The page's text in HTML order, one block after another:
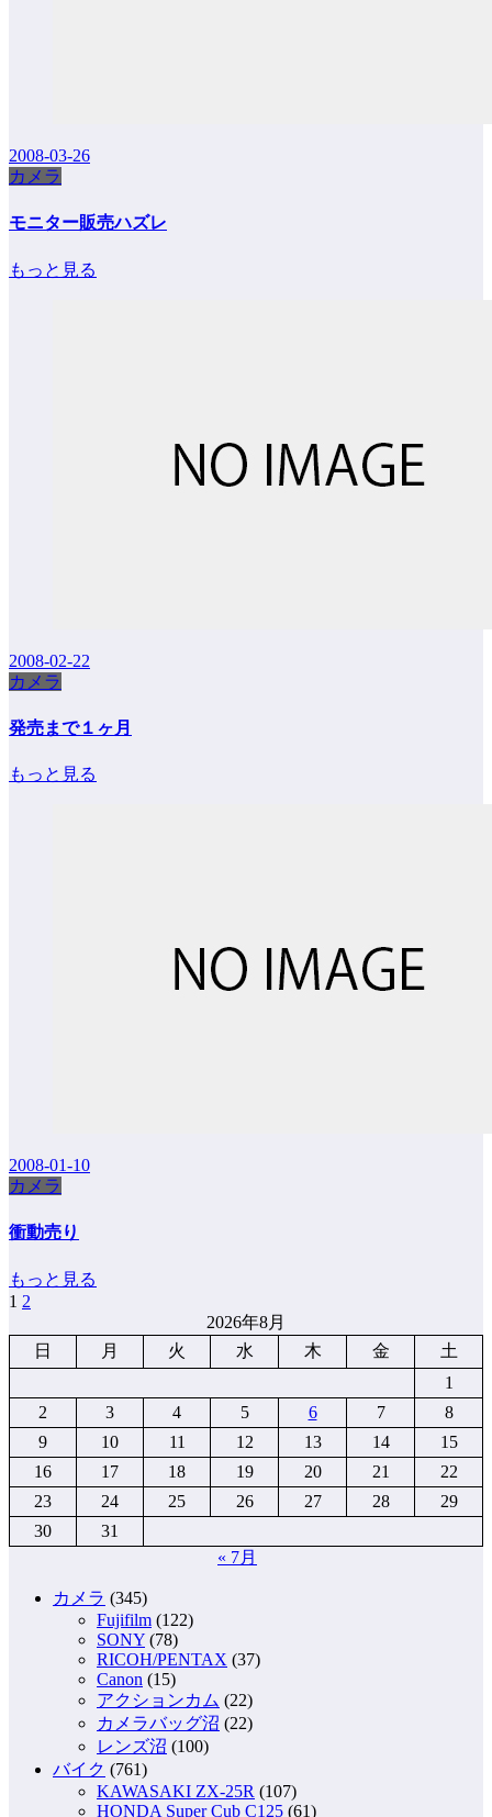
2008-03-26
カメラ
モニター販売ハズレ
もっと見る
2008-02-22
カメラ
発売まで１ヶ月
もっと見る
2008-01-10
カメラ
衝動売り
もっと見る
投
稿
の
ジ
送
り
1 2
2026年8月
日
月 火 水 木 金
土
1
2
3 4 5 6 7
8
9
10 11 12 13 14
15
16
17 18 19 20 21
22
23
24 25 26 27 28
29
30
31
« 7月
カメラ (345)
Fujifilm (122)
SONY (78)
RICOH/PENTAX (37)
Canon (15)
アクションカム (22)
カメラバッグ沼 (22)
レンズ沼 (100)
バイク (761)
KAWASAKI ZX-25R (107)
HONDA Super Cub C125 (61)